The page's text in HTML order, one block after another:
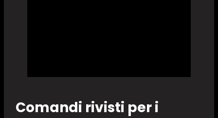
Comandi rivisti per i